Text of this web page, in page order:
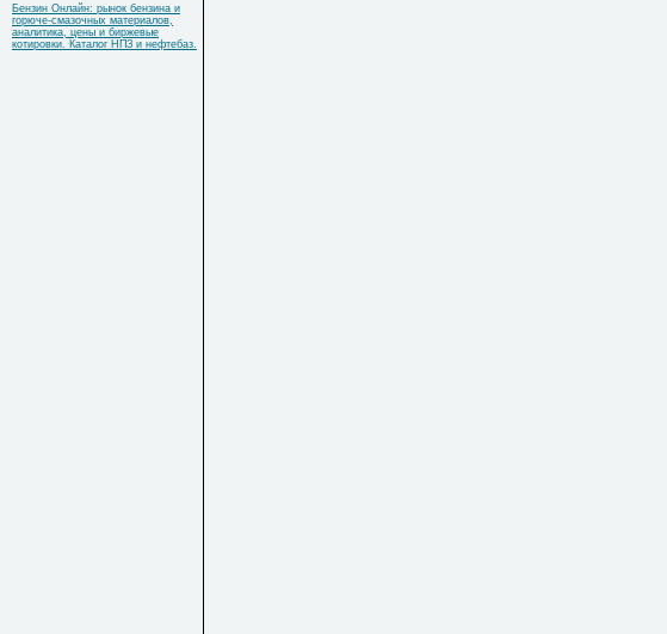
Бензин Онлайн: рынок бензина и
горюче-смазочных материалов,
аналитика, цены и биржевые
котировки. Каталог НПЗ и нефтебаз.